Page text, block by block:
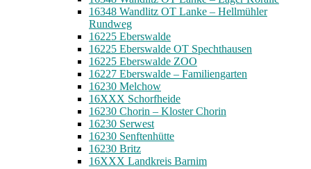
16348 Wandlitz OT Lanke – Hellmühler
Rundweg
16225 Eberswalde
16225 Eberswalde OT Spechthausen
16225 Eberswalde ZOO
16227 Eberswalde – Familiengarten
16230 Melchow
16XXX Schorfheide
16230 Chorin – Kloster Chorin
16230 Serwest
16230 Senftenhütte
16230 Britz
16XXX Landkreis Barnim